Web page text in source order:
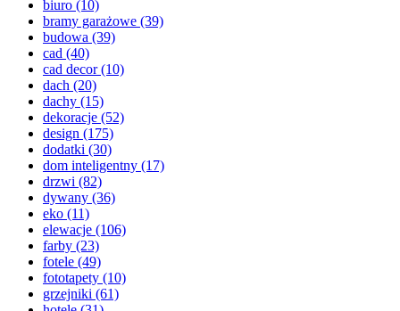
biuro (10)
bramy garażowe (39)
budowa (39)
cad (40)
cad decor(10)
dach (20)
dachy (15)
dekoracje (52)
design (175)
dodatki (30)
dom inteligentny (17)
drzwi (82)
dywany (36)
eko (11)
elewacje (106)
farby (23)
fotele (49)
fototapety (10)
grzejniki (61)